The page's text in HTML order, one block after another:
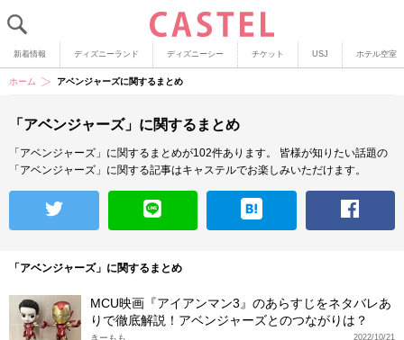
新着情報 ディズニーランド ディズニーシー チケット USJ ホテル空室
ホーム アベンジャーズに関するまとめ
「アベンジャーズ」に関するまとめ
「アベンジャーズ」に関するまとめが102件あります。
皆様が知りたい話題の
「アベンジャーズ」に関する記事はキャステルでお楽しみいただけます。
「アベンジャーズ」に関するまとめ
MCU映画『アイアンマン3』のあらすじをネタバレあ
りで徹底解説！アベンジャーズとのつながりは？
2022/10/21
きーもも